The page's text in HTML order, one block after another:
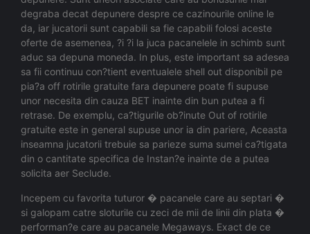
degraba decat depunere despre ce cazinourile online le
da, iar jucatorii sunt capabili sa fie capabili folosi aceste
oferte de asemenea, ?i ?i la juca pacanelele in schimb sunt
aduc sa depuna moneda. In plus, este important sa adesea
sa fii continuu con?tient eventualele shell out disponibil pe
pia?a off rotirile gratuite fara depunere poate fi supuse
unor necesita din cauza BET inainte din bun putea a fi
retrase. De exemplu, ca?tigurile ob?inute Out of rotirile
gratuite este in general supuse unor ia din pariere, Aceasta
inseamna jucatorii trebuie sa parieze suma sumei ca?tigata
din o cantitate specifica de Instan?e inainte de a putea
solicita aer Seclude.
Incepem cu favorita tuturor � pacanele care au septari �
si galopam catre sloturile cu zeci de mii de linii din plata �
performan?e care au pacanele Megaways. Exact de ce